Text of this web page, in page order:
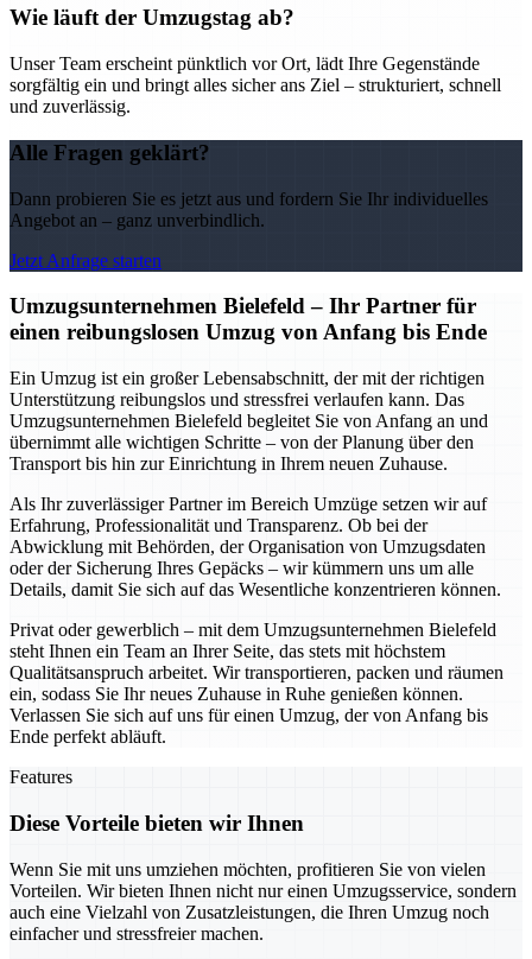
Wie läuft der Umzugstag ab?
Unser Team erscheint pünktlich vor Ort, lädt Ihre Gegenstände
sorgfältig ein und bringt alles sicher ans Ziel – strukturiert, schnell
und zuverlässig.
Alle Fragen geklärt?
Dann probieren Sie es jetzt aus und fordern Sie Ihr individuelles
Angebot an – ganz unverbindlich.
Jetzt Anfrage starten
Umzugsunternehmen Bielefeld – Ihr Partner für
einen reibungslosen Umzug von Anfang bis Ende
Ein Umzug ist ein großer Lebensabschnitt, der mit der richtigen
Unterstützung reibungslos und stressfrei verlaufen kann. Das
Umzugsunternehmen Bielefeld begleitet Sie von Anfang an und
übernimmt alle wichtigen Schritte – von der Planung über den
Transport bis hin zur Einrichtung in Ihrem neuen Zuhause.
Als Ihr zuverlässiger Partner im Bereich Umzüge setzen wir auf
Erfahrung, Professionalität und Transparenz. Ob bei der
Abwicklung mit Behörden, der Organisation von Umzugsdaten
oder der Sicherung Ihres Gepäcks – wir kümmern uns um alle
Details, damit Sie sich auf das Wesentliche konzentrieren können.
Privat oder gewerblich – mit dem Umzugsunternehmen Bielefeld
steht Ihnen ein Team an Ihrer Seite, das stets mit höchstem
Qualitätsanspruch arbeitet. Wir transportieren, packen und räumen
ein, sodass Sie Ihr neues Zuhause in Ruhe genießen können.
Verlassen Sie sich auf uns für einen Umzug, der von Anfang bis
Ende perfekt abläuft.
Features
Diese Vorteile bieten wir Ihnen
Wenn Sie mit uns umziehen möchten, profitieren Sie von vielen
Vorteilen. Wir bieten Ihnen nicht nur einen Umzugsservice, sondern
auch eine Vielzahl von Zusatzleistungen, die Ihren Umzug noch
einfacher und stressfreier machen.